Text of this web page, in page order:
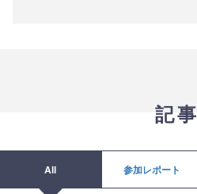
記事
All 参加レポート